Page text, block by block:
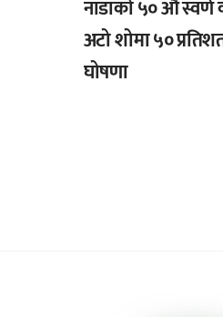
नाडाको ५० औँ स्वर्ण
अटो शोमा ५०
घोषणा